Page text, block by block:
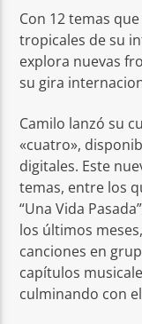
Con 12 temas
tropicales de su
explora nuevas
su gira
Camilo lanzó su
«cuatro»,
digitales. Este
temas, entre los
“Una Vida
los últimos
canciones en
capítulos
culminando con